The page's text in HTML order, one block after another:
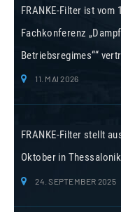
FRANKE-Filter ist vom
Fachkonferenz
Betriebsregimes““
11. MAI 2026
FRANKE-Filter stellt
Oktober in
24. SEPTEMBER 2025